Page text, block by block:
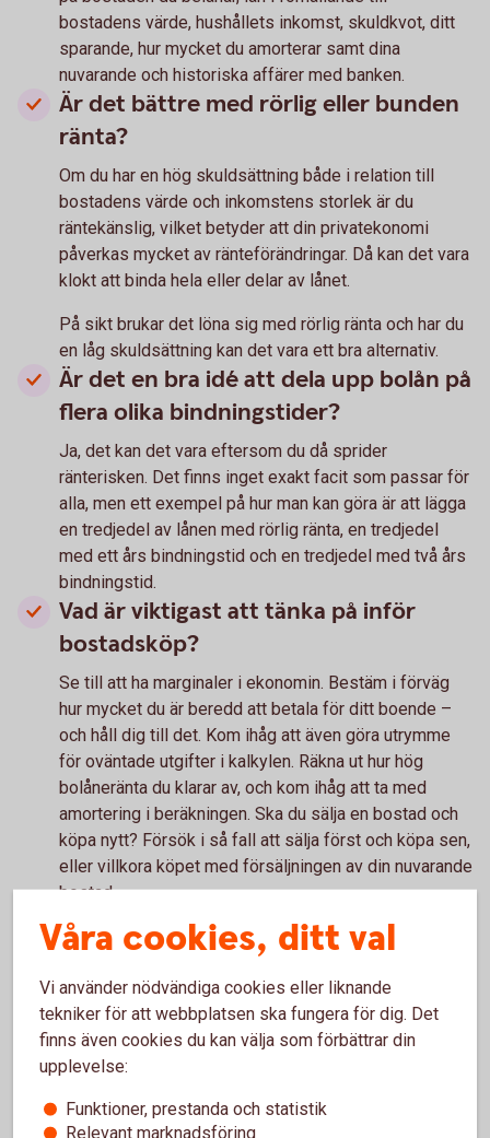
bostadens värde, hushållets inkomst, skuldkvot, ditt
sparande, hur mycket du amorterar samt dina
nuvarande och historiska affärer med banken.
Är det bättre med rörlig eller bunden
ränta?
Om du har en hög skuldsättning både i relation till
bostadens värde och inkomstens storlek är du
räntekänslig, vilket betyder att din privatekonomi
påverkas mycket av ränteförändringar. Då kan det vara
klokt att binda hela eller delar av lånet.
På sikt brukar det löna sig med rörlig ränta och har du
en låg skuldsättning kan det vara ett bra alternativ.
Är det en bra idé att dela upp bolån på
flera olika bindningstider?
Ja, det kan det vara eftersom du då sprider
ränterisken. Det finns inget exakt facit som passar för
alla, men ett exempel på hur man kan göra är att lägga
en tredjedel av lånen med rörlig ränta, en tredjedel
med ett års bindningstid och en tredjedel med två års
bindningstid.
Vad är viktigast att tänka på inför
bostadsköp?
Se till att ha marginaler i ekonomin. Bestäm i förväg
hur mycket du är beredd att betala för ditt boende –
och håll dig till det. Kom ihåg att även göra utrymme
för oväntade utgifter i kalkylen. Räkna ut hur hög
bolåneränta du klarar av, och kom ihåg att ta med
amortering i beräkningen. Ska du sälja en bostad och
köpa nytt? Försök i så fall att sälja först och köpa sen,
eller villkora köpet med försäljningen av din nuvarande
bostad.
Bolån - allt du behöver veta
Ska du köpa hus, köpa lägenhet eller vill du ändra ditt
bolån? Vi hjälper dig med bostadslån. I vår
bolånekalkyl kan du räkna ut hur mycket du kan låna.
Våra cookies, ditt val
Vi använder nödvändiga cookies eller liknande
tekniker för att webbplatsen ska fungera för dig. Det
finns även cookies du kan välja som förbättrar din
upplevelse:
Funktioner, prestanda och statistik
Relevant marknadsföring